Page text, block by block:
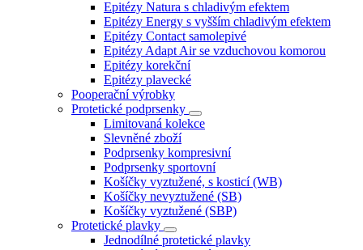
Epitézy Natura s chladivým efektem
Epitézy Energy s vyšším chladivým efektem
Epitézy Contact samolepivé
Epitézy Adapt Air se vzduchovou komorou
Epitézy korekční
Epitézy plavecké
Pooperační výrobky
Protetické podprsenky
Limitovaná kolekce
Slevněné zboží
Podprsenky kompresivní
Podprsenky sportovní
Košíčky vyztužené, s kosticí (WB)
Košíčky nevyztužené (SB)
Košíčky vyztužené (SBP)
Protetické plavky
Jednodílné protetické plavky